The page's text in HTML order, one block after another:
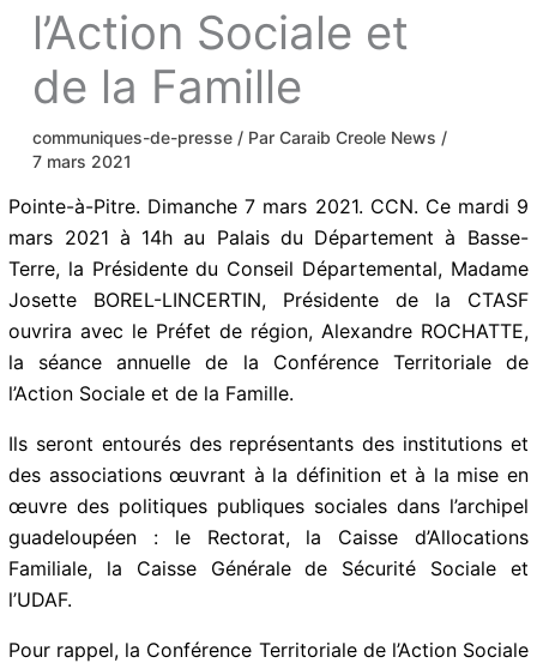
l’Action Sociale et
de la Famille
communiques-de-presse / ParCaraib Creole
News/7 mars 2021
Pointe-à-Pitre. Dimanche 7 mars 2021. CCN. Ce mardi
9 mars 2021 à 14h au Palais du Département à Basse-
Terre, la Présidente du Conseil Départemental,
Madame Josette BOREL-LINCERTIN, Présidente de la
CTASF ouvrira avec le Préfet de région, Alexandre
ROCHATTE, la séance annuelle de la Conférence
Territoriale de l’Action Sociale et de la Famille.
Ils seront entourés des représentants des institutions
et des associations œuvrant à la définition et à la mise
en œuvre des politiques publiques sociales dans
l’archipel guadeloupéen : le Rectorat, la Caisse
d’Allocations Familiale, la Caisse Générale de Sécurité
Sociale et l’UDAF.
Pour rappel, la Conférence Territoriale de l’Action